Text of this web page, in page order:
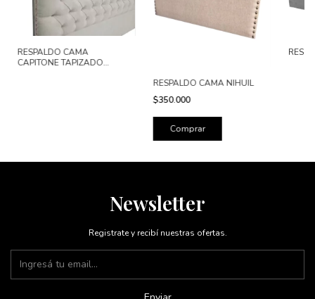
RESPALDO CAMA
CAPITONE TAPIZADO
RESPALDO CAMA NIHUIL
$350.000
Comprar
Newsletter
Registrate y recibí nuestras ofertas.